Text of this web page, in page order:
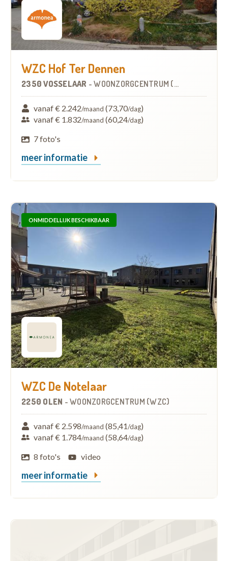
WZC Hof Ter Dennen
2350 VOSSELAAR -WOONZORGCENTRUM (WZC)
vanaf € 2.242/maand (73,70/dag)
vanaf € 1.832/maand (60,24/dag)
7 foto's
meer informatie
ONMIDDELLIJK BESCHIKBAAR
WZC De Notelaar
2250 OLEN - WOONZORGCENTRUM (WZC)
vanaf € 2.598/maand (85,41/dag)
vanaf € 1.784/maand (58,64/dag)
8 foto's
video
meer informatie